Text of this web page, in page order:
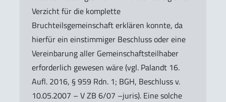
Verzicht für die komplette
Bruchteilsgemeinschaft erklären konnte, da
hierfür ein einstimmiger Beschluss oder eine
Vereinbarung aller Gemeinschaftsteilhaber
erforderlich gewesen wäre (vgl. Palandt 16.
Aufl. 2016, § 959 Rdn. 1; BGH, Beschluss v.
10.05.2007 – V ZB 6/07 –juris). Eine solche